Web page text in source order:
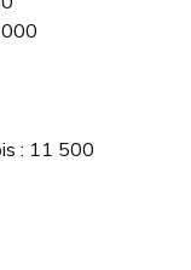
: 11 500